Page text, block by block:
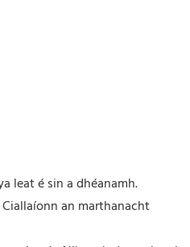
leat é sin a dhéanamh.
an marthanacht